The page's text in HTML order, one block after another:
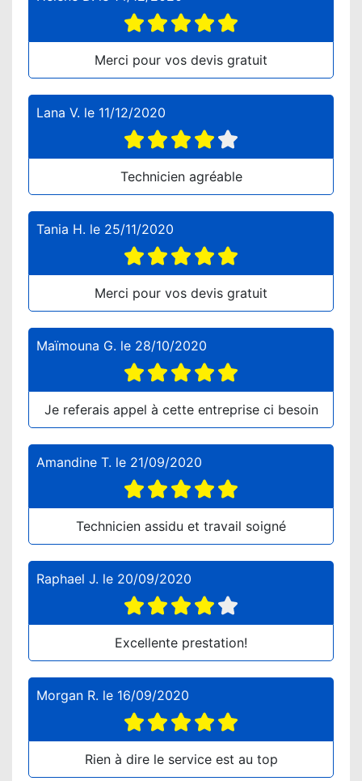
Merci pour vos devis gratuit
Lana V. le 11/12/2020
Technicien agréable
Tania H. le 25/11/2020
Merci pour vos devis gratuit
Maïmouna G. le 28/10/2020
Je referais appel à cette entreprise ci besoin
Amandine T. le 21/09/2020
Technicien assidu et travail soigné
Raphael J. le 20/09/2020
Excellente prestation!
Morgan R. le 16/09/2020
Rien à dire le service est au top